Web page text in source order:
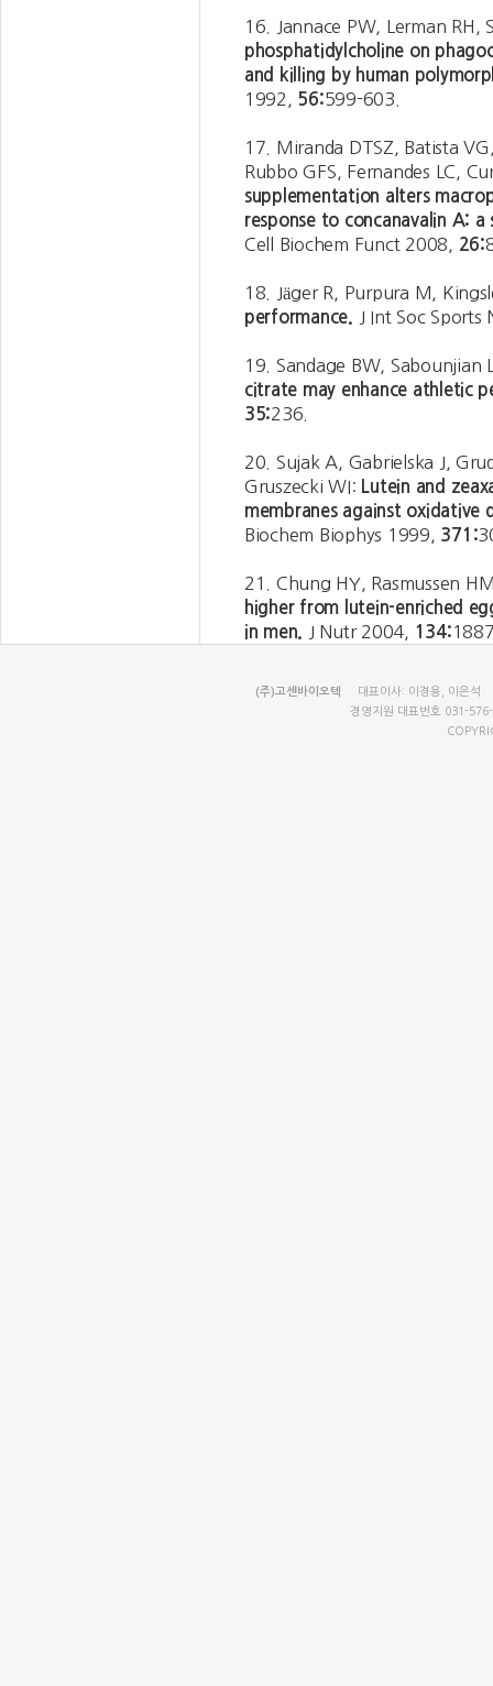
16. Jannace PW, Lerman RH,
phosphatidylcholine on
and killing by human
1992, 56:599-603.
17. Miranda DTSZ, Batista
Rubbo GFS, Fernandes LC,
supplementation alters
response to concanavalin A:
Cell Biochem Funct 2008, 26:
18. Jäger R, Purpura M,
performance.
J Int Soc
19. Sandage BW, Sabounjian
citrate may enhance athletic
35:236.
20. Sujak A, Gabrielska J,
Gruszecki WI:
Lutein and
membranes against oxidative
Biochem Biophys 1999,
371:
21. Chung HY, Rasmussen
higher from lutein-enriched
in men.
J Nutr 2004, 134:
(주)고센바이오텍 대표이사: 이경용, 이은석
경영지원 대표번호 031-